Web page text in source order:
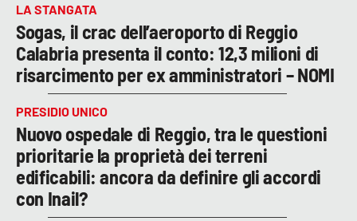
LA STANGATA
Sogas, il crac dell’aeroporto di Reggio
Calabria presenta il conto: 12,3 milioni di
risarcimento per ex amministratori – NOMI
PRESIDIO UNICO
Nuovo ospedale di Reggio, tra le questioni
prioritarie la proprietà dei terreni
edificabili: ancora da definire gli accordi
con Inail?